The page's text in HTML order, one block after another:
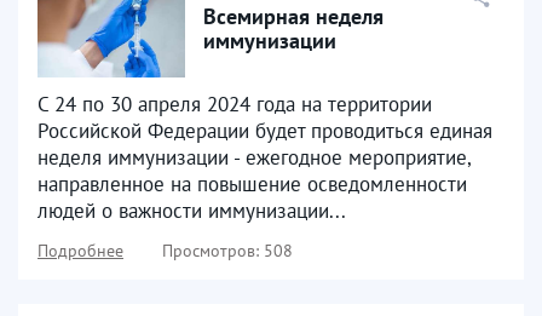
Всемирная неделя
иммунизации
С 24 по 30 апреля 2024 года на территории
Российской Федерации будет проводиться единая
неделя иммунизации - ежегодное мероприятие,
направленное на повышение осведомленности
людей о важности иммунизации...
Подробнее Просмотров: 508